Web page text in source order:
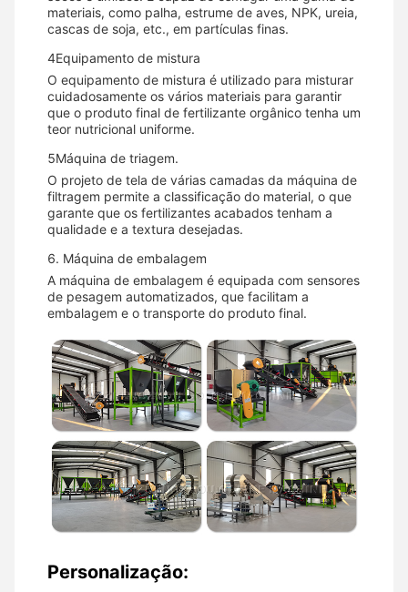
materiais, como palha, estrume de aves, NPK, ureia,
cascas de soja, etc., em partículas finas.
4Equipamento de mistura
O equipamento de mistura é utilizado para misturar
cuidadosamente os vários materiais para garantir
que o produto final de fertilizante orgânico tenha um
teor nutricional uniforme.
5Máquina de triagem.
O projeto de tela de várias camadas da máquina de
filtragem permite a classificação do material, o que
garante que os fertilizantes acabados tenham a
qualidade e a textura desejadas.
6. Máquina de embalagem
A máquina de embalagem é equipada com sensores
de pesagem automatizados, que facilitam a
embalagem e o transporte do produto final.
Personalização: